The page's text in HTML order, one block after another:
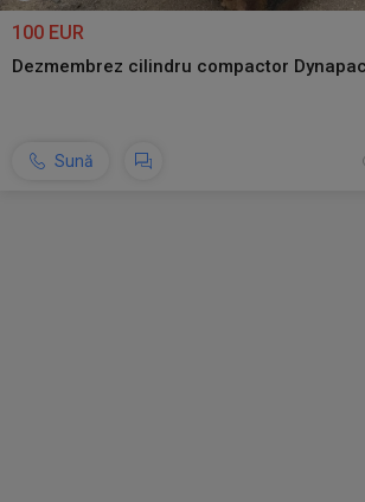
100 EUR
Dezmembrez cilindru compactor
Sună